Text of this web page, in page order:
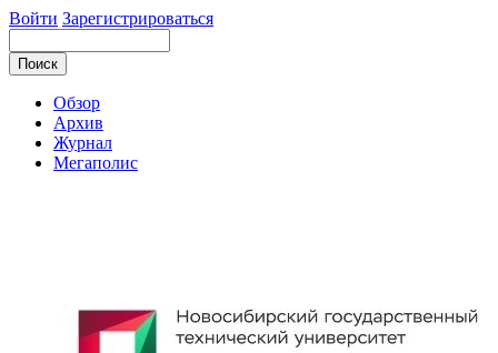
Войти Зарегистрироваться
Обзор
Архив
Журнал
Мегаполис